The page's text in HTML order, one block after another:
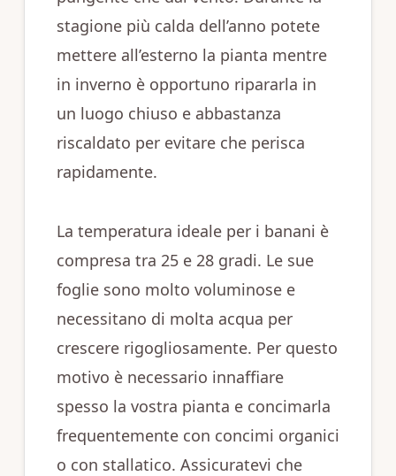
stagione più calda dell’anno potete
mettere all’esterno la pianta mentre
in inverno è opportuno ripararla in
un luogo chiuso e abbastanza
riscaldato per evitare che perisca
rapidamente.
La temperatura ideale per i banani è
compresa tra 25 e 28 gradi. Le sue
foglie sono molto voluminose e
necessitano di molta acqua per
crescere rigogliosamente. Per questo
motivo è necessario innaffiare
spesso la vostra pianta e concimarla
frequentemente con concimi organici
o con stallatico. Assicuratevi che